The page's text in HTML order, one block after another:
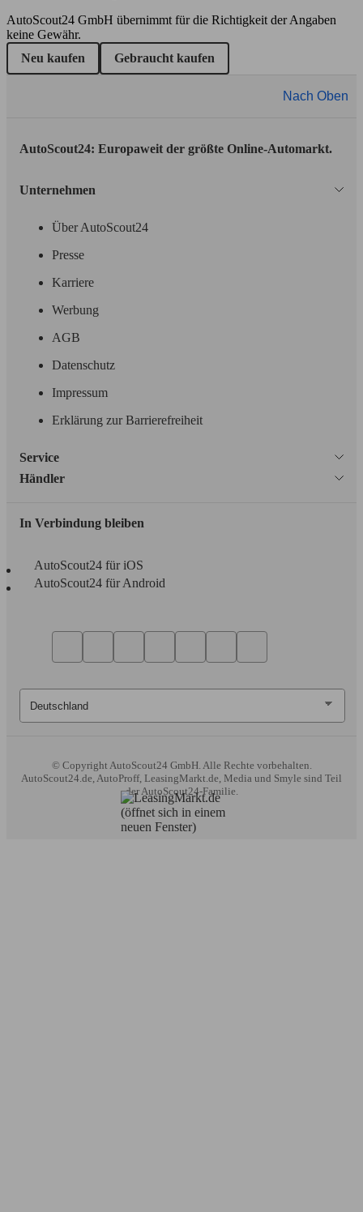
AutoScout24 GmbH übernimmt für die Richtigkeit der Angaben
keine Gewähr.
Neu kaufen
Gebraucht kaufen
Nach Oben
AutoScout24: Europaweit der größte Online-Automarkt.
Unternehmen
Über AutoScout24
Presse
Karriere
Werbung
AGB
Datenschutz
Impressum
Erklärung zur Barrierefreiheit
Service
Händler
In Verbindung bleiben
AutoScout24 für iOS
AutoScout24 für Android
© CopyrightAutoScout24 GmbH. Alle Rechte vorbehalten.
AutoScout24.de, AutoProff, LeasingMarkt.de, Media und Smyle sind Teil
der AutoScout24-Familie.